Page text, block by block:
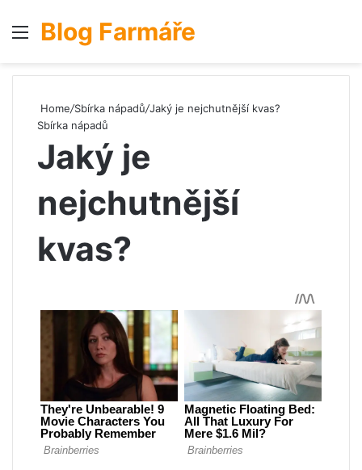
Menu
Blog Farmáře
Home/Sbírka nápadů/Jaký je nejchutnější kvas?
Sbírka nápadů
Jaký je
nejchutnější
kvas?